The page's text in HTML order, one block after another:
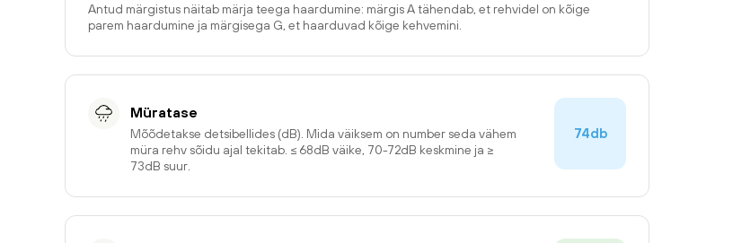
Antud märgistus näitab märja teega haardumine: märgis A tähendab, et rehvidel on kõige
parem haardumine ja märgisega G, et haarduvad kõige kehvemini.
Müratase
Mõõdetakse detsibellides (dB). Mida väiksem on number seda vähem
müra rehv sõidu ajal tekitab. ≤ 68dB väike, 70-72dB keskmine ja ≥
73dB suur.
74db